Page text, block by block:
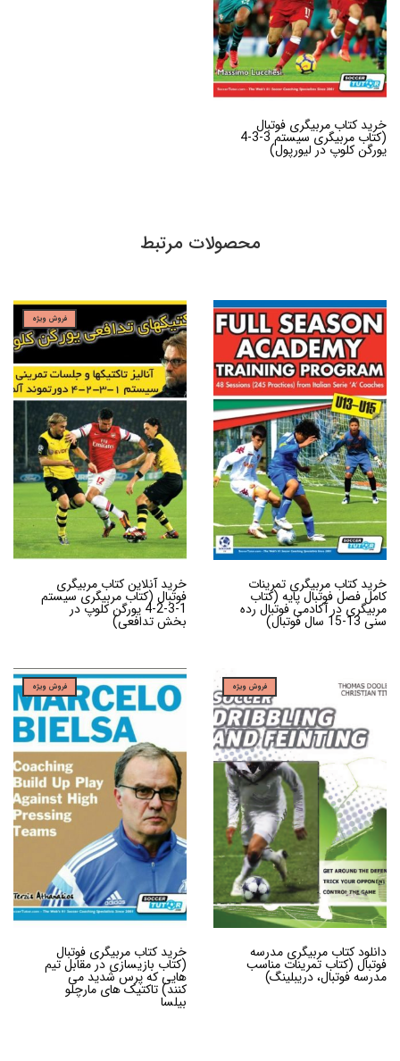
خرید کتاب مربیگری فوتبال
(کتاب مربیگری سیستم 3-3-4
یورگن کلوپ در لیورپول)
محصولات مرتبط
خرید کتاب مربیگری تمرینات
کامل فصل فوتبال پایه (کتاب
مربیگری در آکادمی فوتبال رده
سنی 13-15 سال فوتبال)
فروش ویژه
خرید آنلاین کتاب مربیگری
فوتبال (کتاب مربیگری سیستم
1-3-2-4 یورگن کلوپ در
بخش تدافعی)
فروش ویژه
دانلود کتاب مربیگری مدرسه
فوتبال (کتاب تمرینات مناسب
مدرسه فوتبال، دریبلینگ)
فروش ویژه
خرید کتاب مربیگری فوتبال
(کتاب بازیسازی در مقابل تیم
هایی که پرس شدید می
کنند) تاکتیک های مارچلو
بیلسا